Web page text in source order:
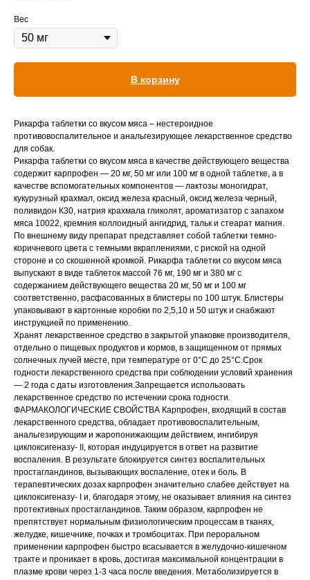
Лечение шиншилл
Вес
В корзину
Рикарфа таблетки со вкусом мяса – нестероидное
противовоспалительное и анальгезирующее лекарственное средство
для собак.
Рикарфа таблетки со вкусом мяса в качестве действующего вещества
содержит карпрофен — 20 мг, 50 мг или 100 мг в одной таблетке, а в
качестве вспомогательных компонентов — лактозы моногидрат,
кукурузный крахмал, оксид железа красный, оксид железа черный,
поливидон К30, натрия крахмала гликолят, ароматизатор с запахом
мяса 10022, кремния коллоидный ангидрид, тальк и стеарат магния.
По внешнему виду препарат представляет собой таблетки темно-
коричневого цвета с темными вкраплениями, с риской на одной
стороне и со скошенной кромкой. Рикарфа таблетки со вкусом мяса
выпускают в виде таблеток массой 76 мг, 190 мг и 380 мг с
содержанием действующего вещества 20 мг, 50 мг и 100 мг
соответственно, расфасованных в блистеры по 100 штук. Блистеры
упаковывают в картонные коробки по 2,5,10 и 50 штук и снабжают
инструкцией по применению.
Хранят лекарственное средство в закрытой упаковке производителя,
отдельно о пищевых продуктов и кормов, в защищенном от прямых
солнечных лучей месте, при температуре от 0°С до 25°С.Срок
годности лекарственного средства при соблюдении условий хранения
— 2 года с даты изготовления.Запрещается использовать
лекарственное средство по истечении срока годности.
ФАРМАКОЛОГИЧЕСКИЕ СВОЙСТВА Карпрофен, входящий в состав
лекарственного средства, обладает противовоспалительным,
анальгезирующим и жаропонижающим действием, ингибируя
циклоксигеназу- II, которая индуцируется в ответ на развитие
воспаления. В результате блокируется синтез воспалительных
простагландинов, вызывающих воспаление, отек и боль. В
терапевтических дозах карпрофен значительно слабее действует на
циклоксигеназу- I и, благодаря этому, не оказывает влияния на синтез
протективных простагландинов. Таким образом, карпрофен не
препятствует нормальным физиологическим процессам в тканях,
желудке, кишечнике, почках и тромбоцитах. При пероральном
применении карпрофен быстро всасывается в желудочно-кишечном
тракте и проникает в кровь, достигая максимальной концентрации в
плазме крови через 1-3 часа после введения. Метаболизируется в